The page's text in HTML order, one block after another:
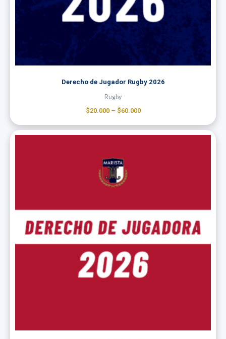
Derecho de Jugador Rugby 2026
Rugby
$20.000 – $60.000
Price